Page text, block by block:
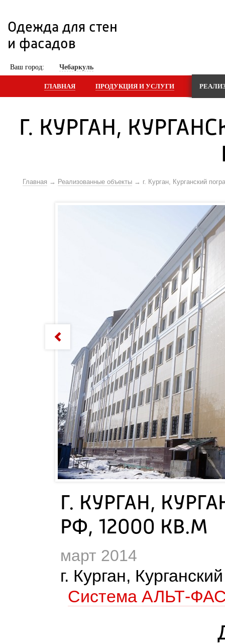
Одежда для стен
и фасадов
Ваш город: Чебаркуль
ГЛАВНАЯ ПРОДУКЦИЯ И УСЛУГИ
Г. КУРГАН,
Главная Реализованные объекты г. Курган, Курганский
Г. КУРГАН,
РФ, 12000 КВ.М
март 2014
г. Курган,
Cистема АЛЬТ-